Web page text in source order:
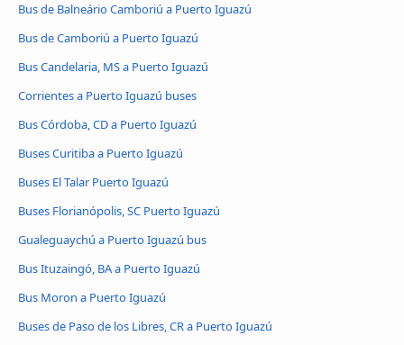
Bus de Balneário Camboriú a Puerto Iguazú
Bus de Camboriú a Puerto Iguazú
Bus Candelaria, MS a Puerto Iguazú
Corrientes a Puerto Iguazú buses
Bus Córdoba, CD a Puerto Iguazú
Buses Curitiba a Puerto Iguazú
Buses El Talar Puerto Iguazú
Buses Florianópolis, SC Puerto Iguazú
Gualeguaychú a Puerto Iguazú bus
Bus Ituzaingó, BA a Puerto Iguazú
Bus Moron a Puerto Iguazú
Buses de Paso de los Libres, CR a Puerto Iguazú